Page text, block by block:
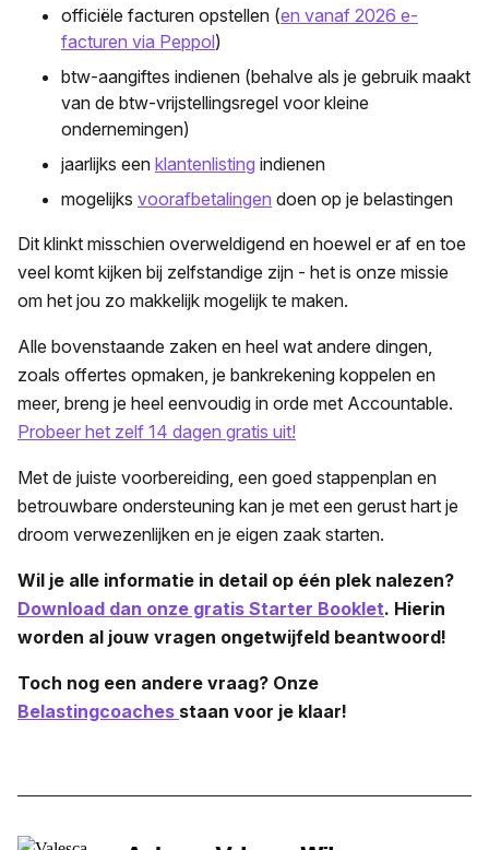
officiële facturen opstellen (en vanaf 2026 e-
facturen via Peppol)
btw-aangiftes indienen (behalve als je gebruik maakt
van de btw-vrijstellingsregel voor kleine
ondernemingen)
jaarlijks een klantenlisting indienen
mogelijks voorafbetalingen doen op je belastingen
Dit klinkt misschien overweldigend en hoewel er af en toe
veel komt kijken bij zelfstandige zijn - het is onze missie
om het jou zo makkelijk mogelijk te maken.
Alle bovenstaande zaken en heel wat andere dingen,
zoals offertes opmaken, je bankrekening koppelen en
meer, breng je heel eenvoudig in orde met Accountable.
Probeer het zelf 14 dagen gratis uit!
Met de juiste voorbereiding, een goed stappenplan en
betrouwbare ondersteuning kan je met een gerust hart je
droom verwezenlijken en je eigen zaak starten.
Wil je alle informatie in detail op één plek nalezen?
Download dan onze gratis Starter Booklet. Hierin
worden al jouw vragen ongetwijfeld beantwoord!
Toch nog een andere vraag? Onze
Belastingcoaches staan voor je klaar!